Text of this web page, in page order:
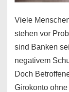
Viele
stehen vor
sind Banken
negativem
Doch
Girokonto